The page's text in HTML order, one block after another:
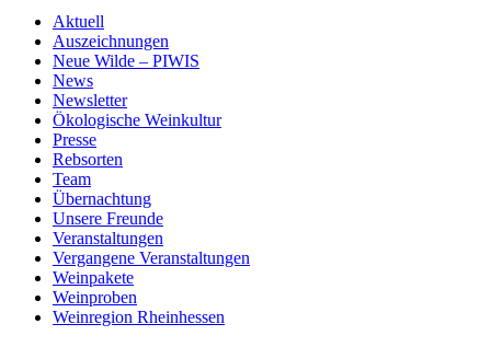
Aktuell
Auszeichnungen
Neue Wilde – PIWIS
News
Newsletter
Ökologische Weinkultur
Presse
Rebsorten
Team
Übernachtung
Unsere Freunde
Veranstaltungen
Vergangene Veranstaltungen
Weinpakete
Weinproben
Weinregion Rheinhessen